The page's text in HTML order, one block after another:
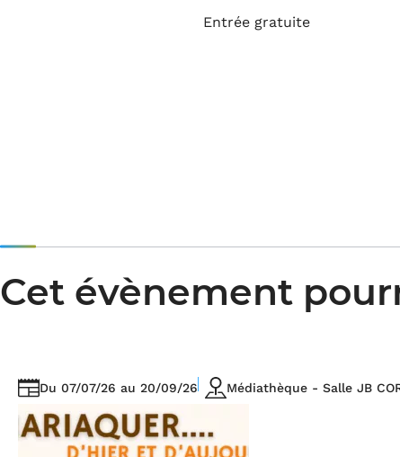
Entrée gratuite
Cet évènement
Date(s)
Du 07/07/26 au 20/09/26 LieuMédiathèque - Salle JB